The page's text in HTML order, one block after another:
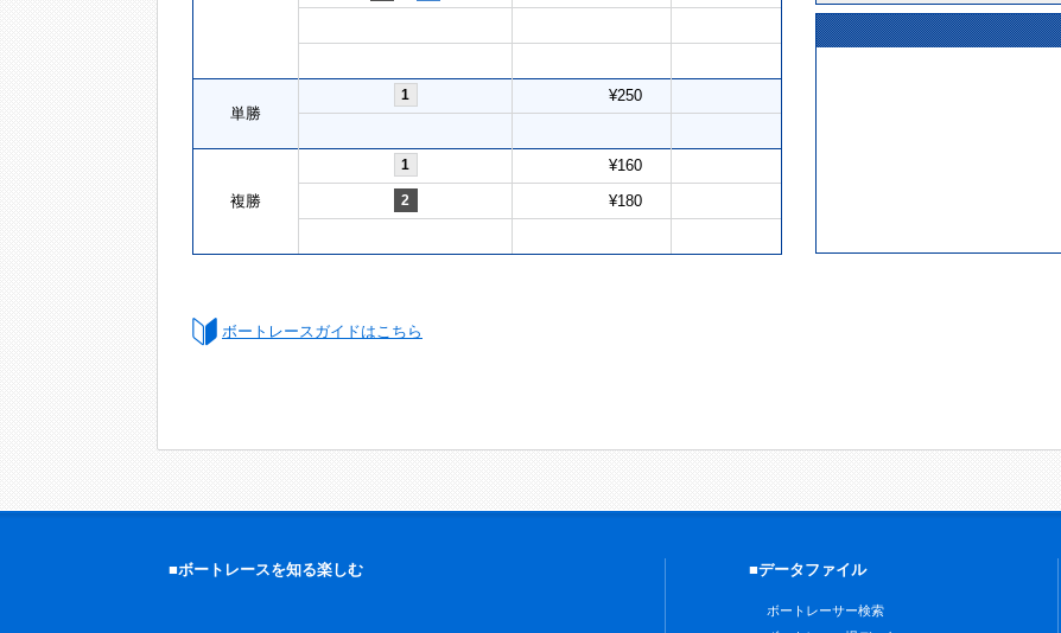
単勝
1 ¥250
複勝
1 ¥160
2 ¥180
ボートレースガイドはこちら
■ボートレースを知る楽しむ ■データファイル
ボートレーサー検索